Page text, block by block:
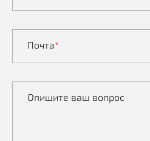
Почта*
Опишите ваш вопрос